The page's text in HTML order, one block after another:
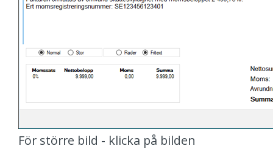
För större bild - klicka på bilden